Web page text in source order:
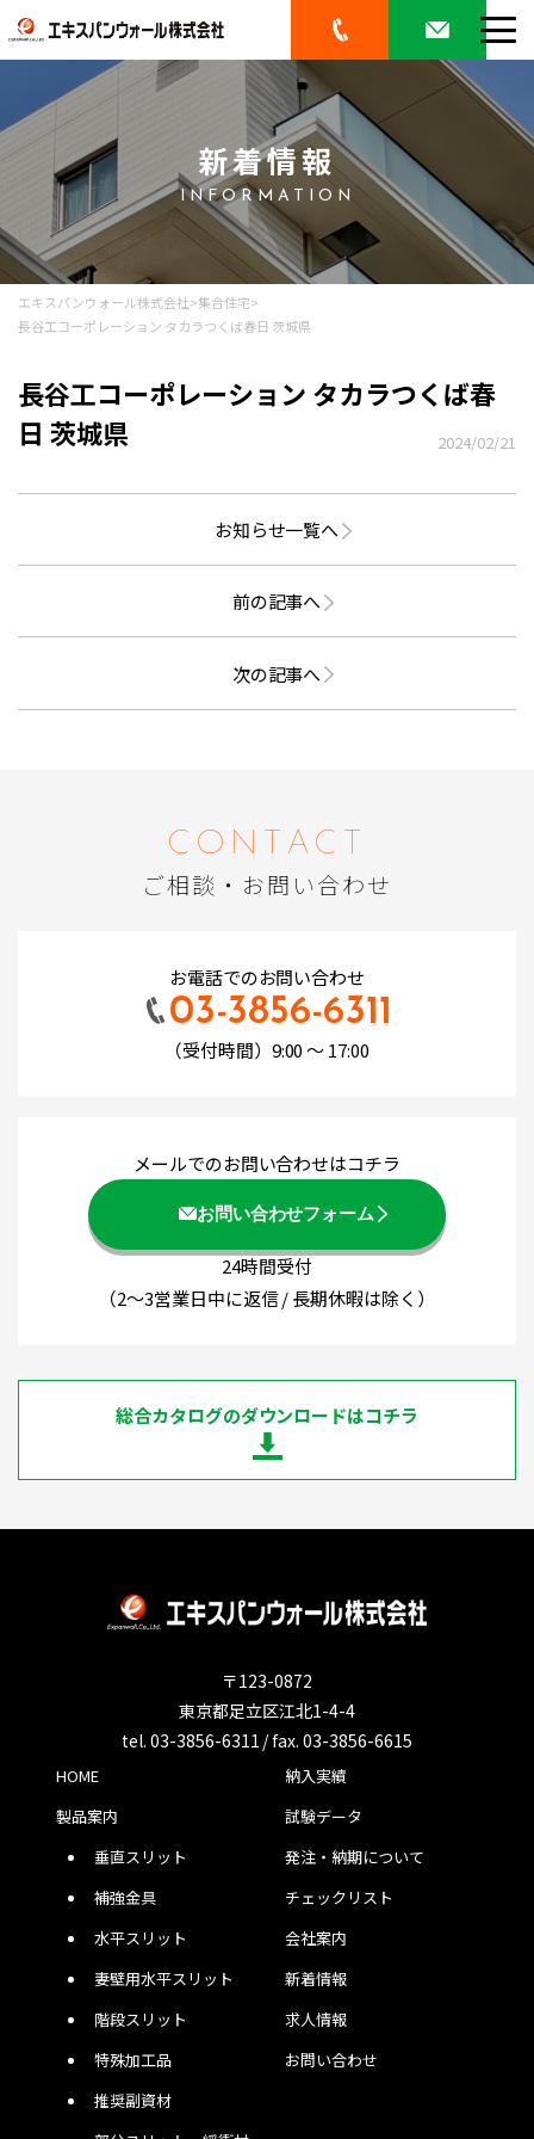
新着情報
INFORMATION
エキスパンウォール株式会社>集合住宅>
長谷工コーポレーション タカラつくば春日 茨城県
長谷工コーポレーション タカラつくば春
日 茨城県
2024/02/21
お知らせ一覧へ
前の記事へ
次の記事へ
CONTACT
ご相談・お問い合わせ
お電話でのお問い合わせ
03-3856-6311
（受付時間）9:00 ～ 17:00
メールでのお問い合わせはコチラ
お問い合わせフォーム
24時間受付
（2～3営業日中に返信 / 長期休暇は除く）
総合カタログのダウンロードはコチラ
〒123-0872
東京都足立区江北1-4-4
tel. 03-3856-6311 / fax. 03-3856-6615
HOME
製品案内
垂直スリット
補強金具
水平スリット
妻壁用水平スリット
階段スリット
特殊加工品
推奨副資材
納入実績
試験データ
発注・納期について
チェックリスト
会社案内
新着情報
求人情報
お問い合わせ